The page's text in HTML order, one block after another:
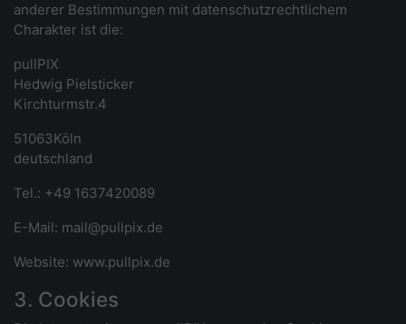
anderer Bestimmungen mit datenschutzrechtlichem
Charakter ist die:
pullPIX
Hedwig Pielsticker
Kirchturmstr.4
51063Köln
deutschland
Tel.: +49 1637420089
E-Mail: mail@pullpix.de
Website: www.pullpix.de
3. Cookies